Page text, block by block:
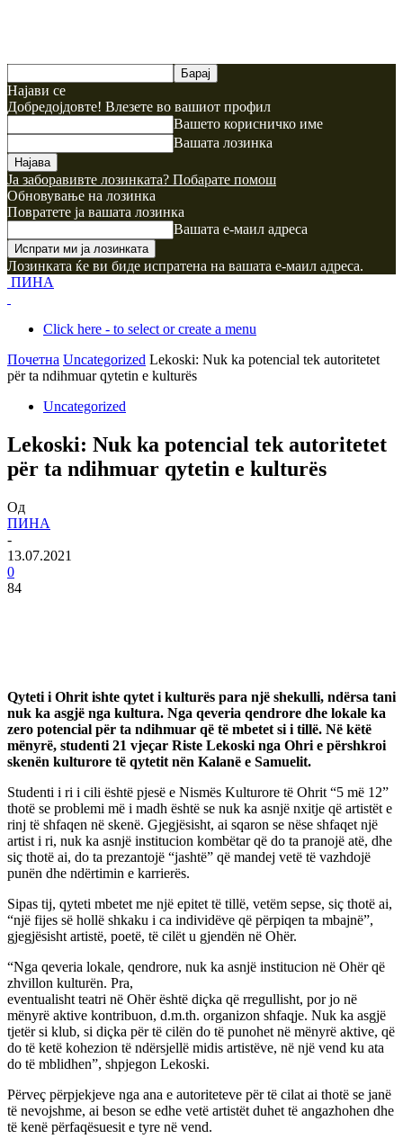
Најави се
Добредојдовте! Влезете во вашиот профил
Вашето корисничко име
Вашата лозинка
Ја заборавивте лозинката? Побарате помош
Обновување на лозинка
Повратете ја вашата лозинка
Вашата е-маил адреса
Лозинката ќе ви биде испратена на вашата е-маил адреса.
ПИНА
Click here - to select or create a menu
Почетна Uncategorized Lekoski: Nuk ka potencial tek autoritetet
për ta ndihmuar qytetin e kulturës
Uncategorized
Lekoski: Nuk ka potencial tek autoritetet
për ta ndihmuar qytetin e kulturës
Од
ПИНА
-
13.07.2021
0
84
Qyteti i Ohrit ishte qytet i kulturës para një shekulli, ndërsa tani
nuk ka asgjë nga kultura. Nga qeveria qendrore dhe lokale ka
zero potencial për ta ndihmuar që të mbetet si i tillë. Në këtë
mënyrë, studenti 21 vjeçar Riste Lekoski nga Ohri e përshkroi
skenën kulturore të qytetit nën Kalanë e Samuelit.
Studenti i ri i cili është pjesë e Nismës Kulturore të Ohrit “5 më 12”
thotë se problemi më i madh është se nuk ka asnjë nxitje që artistët e
rinj të shfaqen në skenë. Gjegjësisht, ai sqaron se nëse shfaqet një
artist i ri, nuk ka asnjë institucion kombëtar që do ta pranojë atë, dhe
siç thotë ai, do ta prezantojë “jashtë” që mandej vetë të vazhdojë
punën dhe ndërtimin e karrierës.
Sipas tij, qyteti mbetet me një epitet të tillë, vetëm sepse, siç thotë ai,
“një fijes së hollë shkaku i ca individëve që përpiqen ta mbajnë”,
gjegjësisht artistë, poetë, të cilët u gjendën në Ohër.
“Nga qeveria lokale, qendrore, nuk ka asnjë institucion në Ohër që
zhvillon kulturën. Pra,
eventualisht teatri në Ohër është diçka që rregullisht, por jo në
mënyrë aktive kontribuon, d.m.th. organizon shfaqje. Nuk ka asgjë
tjetër si klub, si diçka për të cilën do të punohet në mënyrë aktive, që
do të ketë kohezion të ndërsjellë midis artistëve, në një vend ku ata
do të mblidhen”, shpjegon Lekoski.
Përveç përpjekjeve nga ana e autoriteteve për të cilat ai thotë se janë
të nevojshme, ai beson se edhe vetë artistët duhet të angazhohen dhe
të kenë përfaqësuesit e tyre në vend.